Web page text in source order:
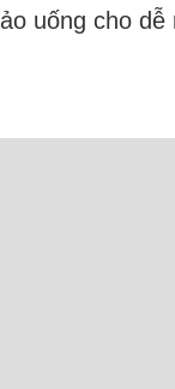
uống cho